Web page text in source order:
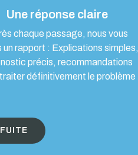
Une réponse claire
chaque passage, nous vous
un rapport : Explications simples,
précis, recommandations
définitivement le problème